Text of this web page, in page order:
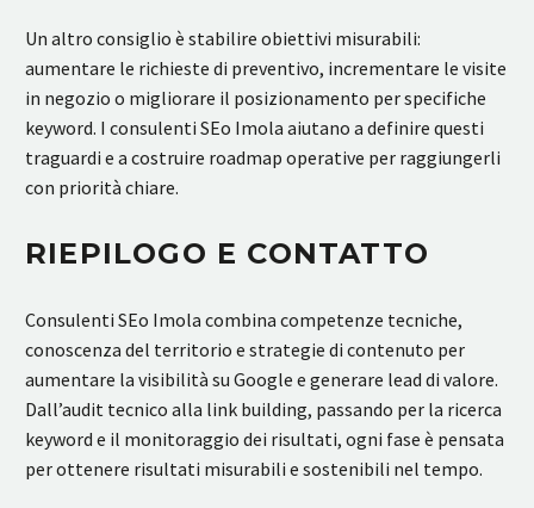
Un altro consiglio è stabilire obiettivi misurabili:
aumentare le richieste di preventivo, incrementare le visite
in negozio o migliorare il posizionamento per specifiche
keyword. I consulenti SEo Imola aiutano a definire questi
traguardi e a costruire roadmap operative per raggiungerli
con priorità chiare.
RIEPILOGO E CONTATTO
Consulenti SEo Imola combina competenze tecniche,
conoscenza del territorio e strategie di contenuto per
aumentare la visibilità su Google e generare lead di valore.
Dall’audit tecnico alla link building, passando per la ricerca
keyword e il monitoraggio dei risultati, ogni fase è pensata
per ottenere risultati misurabili e sostenibili nel tempo.